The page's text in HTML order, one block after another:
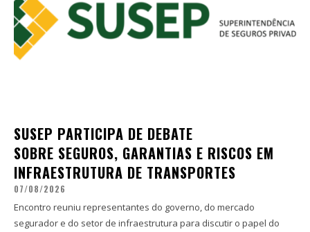
SUSEP PARTICIPA DE DEBATE
SOBRE SEGUROS, GARANTIAS E RISCOS EM
INFRAESTRUTURA DE TRANSPORTES
07/08/2026
Encontro reuniu representantes do governo, do mercado
segurador e do setor de infraestrutura para discutir o papel do